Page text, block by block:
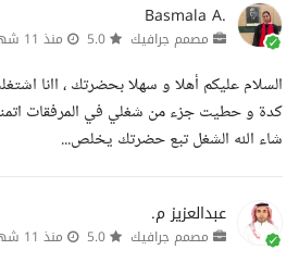
Basmala A.
مصمم جرافيك منذ 11 شهرا
السلام عليكم أهلا و سهلا بحضرتك ، اانا
كدة و حطيت جزء من شغلي في المرفقات
شاء الله الشغل تبع حضرتك يخلص...
عبدالعزيز م.
مصمم جرافيك منذ 11 شهرا